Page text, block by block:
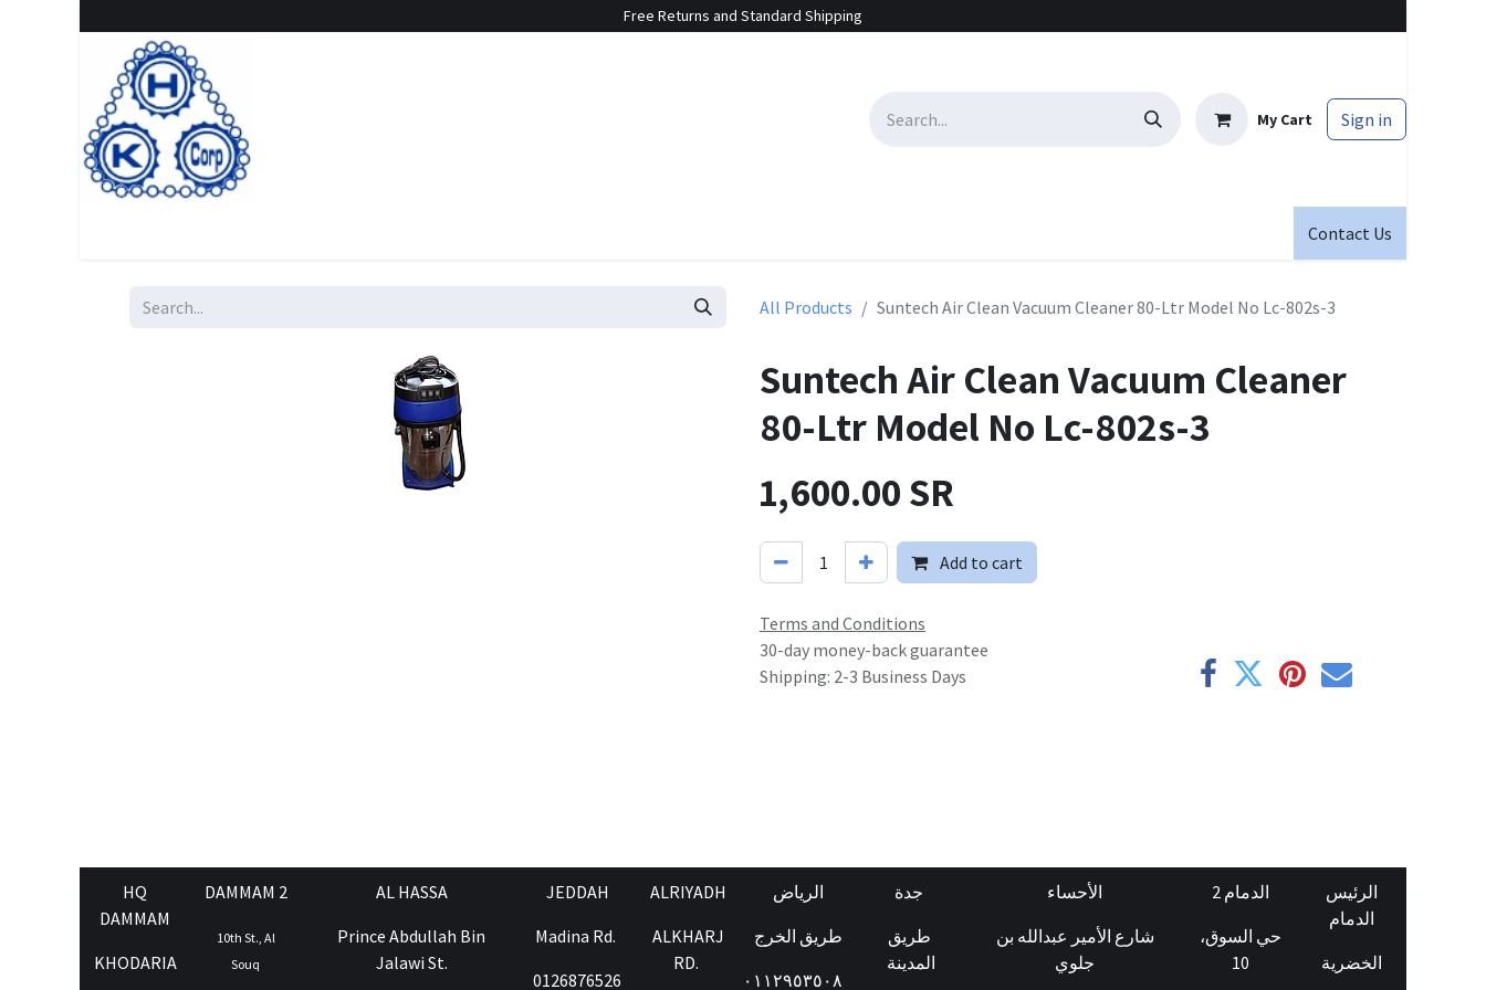
Free Returns and Standard Shipping
My Cart Sign in
Contact Us
All Products Suntech Air Clean Vacuum Cleaner 80-Ltr Model No Lc-802s-3
Suntech Air Clean Vacuum Cleaner
80-Ltr Model No Lc-802s-3
1,600.00SR
Add to cart
Terms and Conditions
30-day money-back guarantee
Shipping: 2-3 Business Days
HQ
DAMMAM
KHODARIA
DAMMAM 2
10th St., Al
Souq
AL HASSA
Prince Abdullah Bin
Jalawi St.
الرئيس
الدمام
الخضرية
الدمام 2
حي السوق،
10
الأحساء
شارع الأمير عبدالله بن
جلوي
جدة
طريق
المدينة
الرياض
طريق الخرج
٠١١٢٩٥٣٥٠٨
ALRIYADH
ALKHARJ
RD.
JEDDAH
Madina Rd.
0126876526